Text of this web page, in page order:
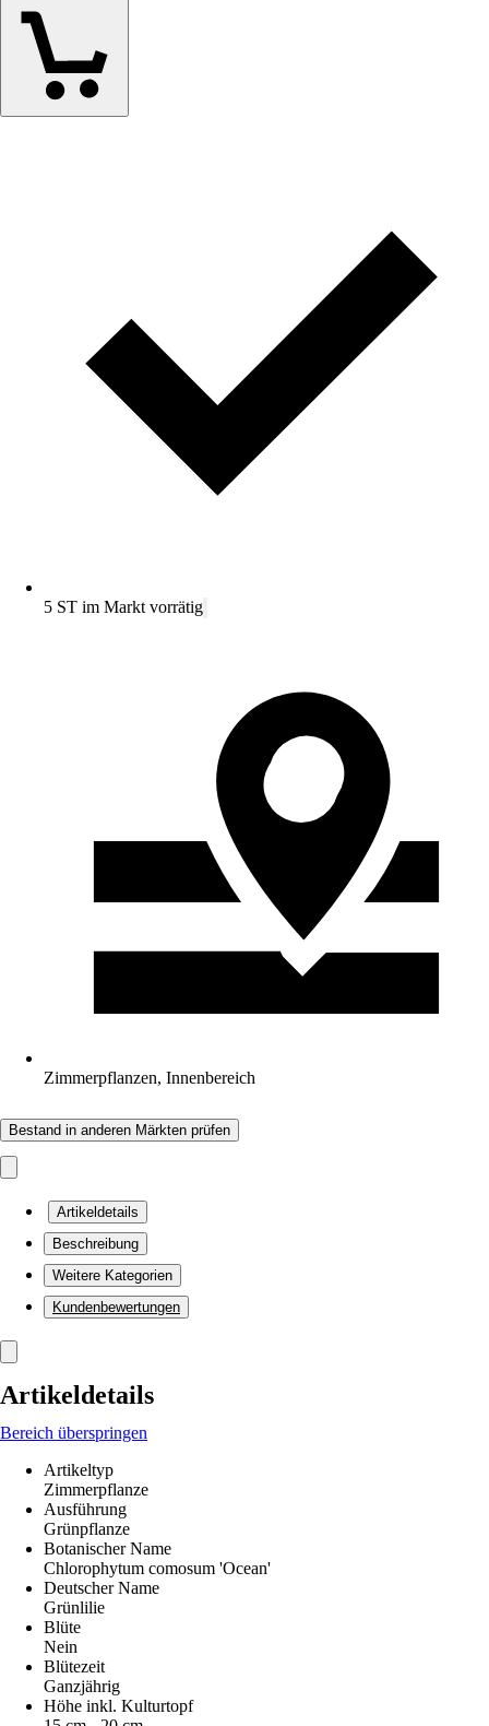
5 ST im Markt vorrätig
Zimmerpflanzen, Innenbereich
Bestand in anderen Märkten prüfen
Artikeldetails
Beschreibung
Weitere Kategorien
Kundenbewertungen
Artikeldetails
Bereich überspringen
Artikeltyp
Zimmerpflanze
Ausführung
Grünpflanze
Botanischer Name
Chlorophytum comosum 'Ocean'
Deutscher Name
Grünlilie
Blüte
Nein
Blütezeit
Ganzjährig
Höhe inkl. Kulturtopf